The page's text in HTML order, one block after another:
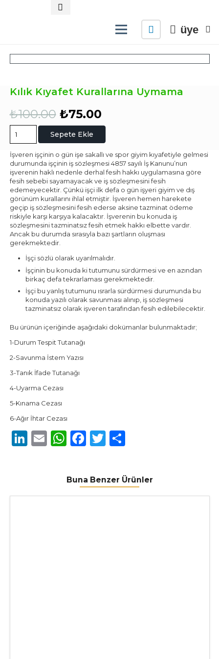
üye
Kılık Kıyafet Kurallarına Uymama
₺100.00 Orijinal
fiyat:
₺100.00.
₺75.00Şu
andaki
fiyat:
₺75.00.
Kıyafet
Uymama
adet
Sepete Ekle
İşveren işçinin o gün işe sakallı ve spor giyim kıyafetiyle gelmesi
durumunda işçinin iş sözleşmesi 4857 sayılı İş Kanunu’nun
işverenin haklı nedenle derhal fesih hakkı uygulamasına göre
fesih sebebi sayamayacak ve iş sözleşmesini fesih
edemeyecektir. Çünkü işçi ilk defa o gün işyeri giyim ve dış
görünüm kurallarını ihlal etmiştir. İşveren hemen harekete
geçip iş sözleşmesini fesih ederse aksine tazminat ödeme
riskiyle karşı karşıya kalacaktır. İşverenin bu konuda iş
sözleşmesini tazminatsız fesih etmek hakkı elbette vardır.
Ancak bu durumda sırasıyla bazı şartların oluşması
gerekmektedir.
İşçi sözlü olarak uyarılmalıdır.
İşçinin bu konuda ki tutumunu sürdürmesi ve en azından
birkaç defa tekrarlaması gerekmektedir.
İşçi bu yanlış tutumunu ısrarla sürdürmesi durumunda bu
konuda yazılı olarak savunması alınıp, iş sözleşmesi
tazminatsız olarak işveren tarafından fesih edilebilecektir.
Bu ürünün içeriğinde aşağıdaki dokümanlar bulunmaktadır;
1-Durum Tespit Tutanağı
2-Savunma İstem Yazısı
3-Tanık İfade Tutanağı
4-Uyarma Cezası
5-Kınama Cezası
6-Ağır İhtar Cezası
LinkedIn
Email
WhatsApp
Facebook
Twitter
Share
Buna Benzer Ürünler